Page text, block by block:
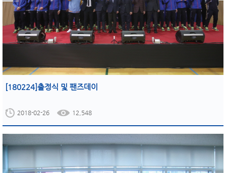
[180224]출정식 및 팬즈데이
2018-02-26 12,548